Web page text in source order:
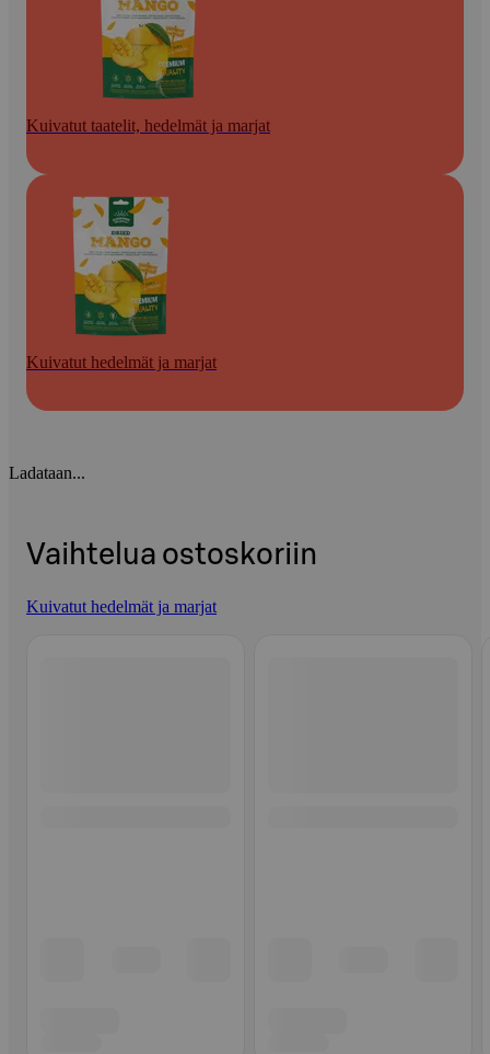
Kuivatut taatelit, hedelmät ja marjat
Kuivatut hedelmät ja marjat
Ladataan...
Vaihtelua ostoskoriin
Kuivatut hedelmät ja marjat